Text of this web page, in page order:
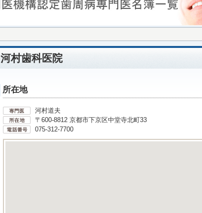
河村歯科医院
所在地
河村道夫
〒600-8812 京都市下京区中堂寺北町33
075-312-7700